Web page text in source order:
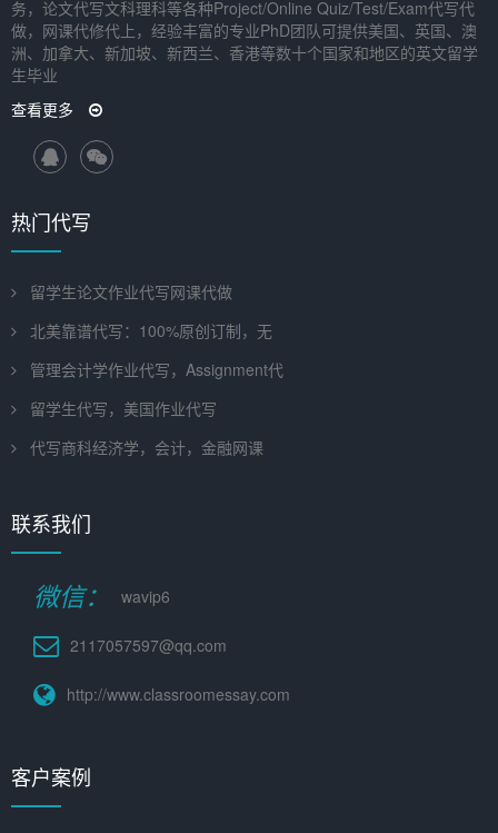
务，论文代写文科理科等各种Project/Online Quiz/Test/Exam代写代
做，网课代修代上，经验丰富的专业PhD团队可提供美国、英国、澳
洲、加拿大、新加坡、新西兰、香港等数十个国家和地区的英文留学
生毕业
查看更多
热门代写
留学生论文作业代写网课代做
北美靠谱代写：100%原创订制，无
管理会计学作业代写，Assignment代
留学生代写，美国作业代写
代写商科经济学，会计，金融网课
联系我们
微信： wavip6
2117057597@qq.com
http://www.classroomessay.com
客户案例